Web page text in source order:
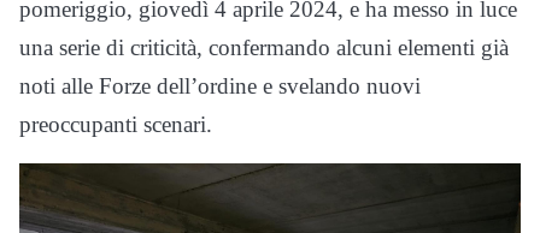
pomeriggio, giovedì 4 aprile 2024, e ha messo in luce
una serie di criticità, confermando alcuni elementi già
noti alle Forze dell’ordine e svelando nuovi
preoccupanti scenari.